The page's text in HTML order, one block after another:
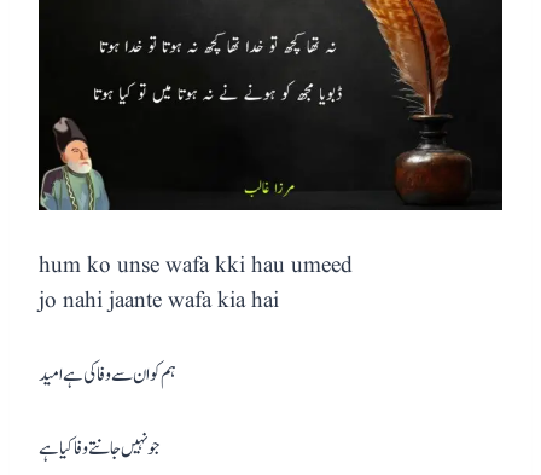
hum ko unse wafa kki hau umeed
jo nahi jaante wafa kia hai
ہم کو ان سے وفا کی ہے امید
جو نہیں جانتے وفا کیا ہے